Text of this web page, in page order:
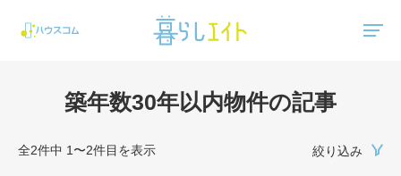
築年数30年以内物件の記事
全2件中 1〜2件目を表示 絞り込み